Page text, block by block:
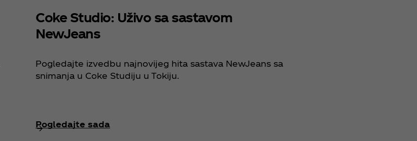
Coke Studio: Uživo sa sastavom
NewJeans
Pogledajte izvedbu najnovijeg hita sastava NewJeans sa
snimanja u Coke Studiju u Tokiju.
Pogledajte sada